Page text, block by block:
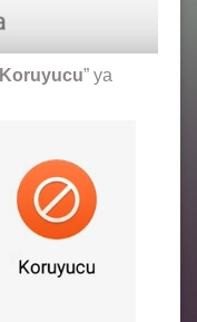
Koruyucu” ya